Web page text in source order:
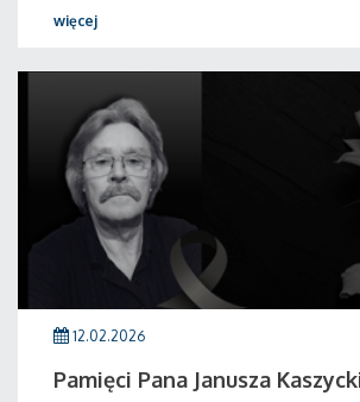
więcej
12.02.2026
Pamięci Pana Janusza